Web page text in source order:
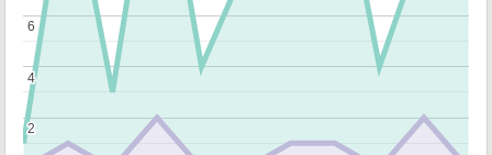
2
2
4
4
6
6